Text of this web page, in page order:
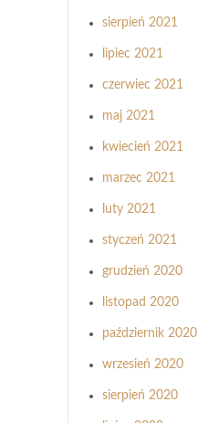
sierpień 2021
lipiec 2021
czerwiec 2021
maj 2021
kwiecień 2021
marzec 2021
luty 2021
styczeń 2021
grudzień 2020
listopad 2020
październik 2020
wrzesień 2020
sierpień 2020